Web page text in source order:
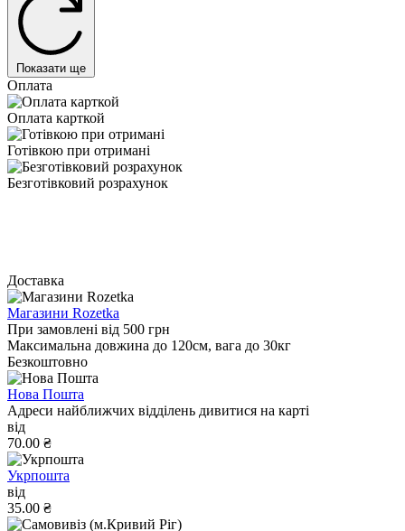
Показати ще
Оплата
Оплата карткой
Готівкою при отримані
Безготівковий розрахунок
Доставка
Магазини Rozetka
При замовлені від 500 грн
Максимальна довжина до 120см, вага до 30кг
Безкоштовно
Нова Пошта
Адреси найближчих відділень дивитися на карті
від
70.00 ₴
Укрпошта
від
35.00 ₴